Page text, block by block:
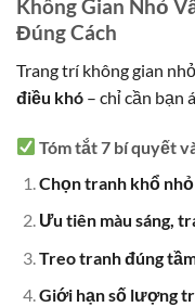
Không Gian Nhỏ
Đúng Cách
Trang trí không gian
điều khó – chỉ cần bạn
Tóm tắt 7 bí quyết
Chọn tranh khổ
Ưu tiên màu sáng,
Treo tranh đúng
Giới hạn số lượng